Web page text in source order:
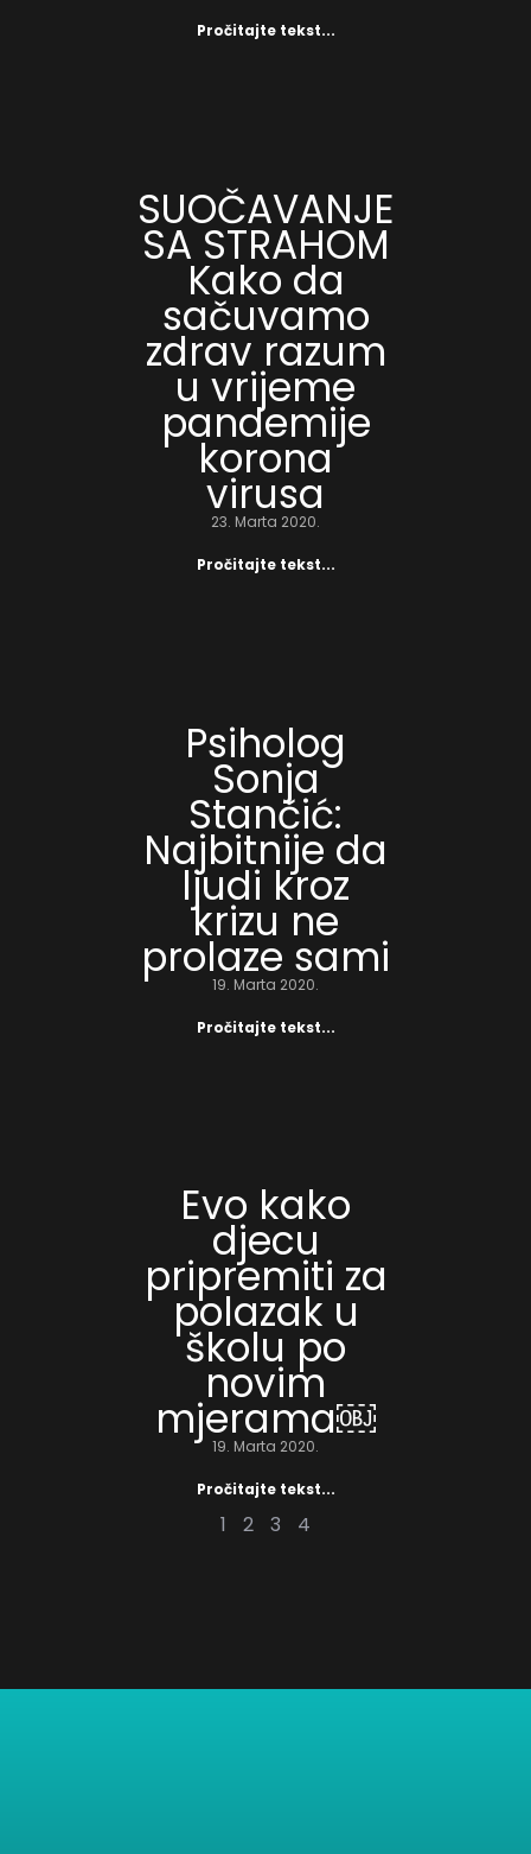
Pročitajte tekst...
SUOČAVANJE
SA STRAHOM
Kako da
sačuvamo
zdrav razum
u vrijeme
pandemije
korona
virusa
23. Marta 2020.
Pročitajte tekst...
Psiholog
Sonja
Stančić:
Najbitnije da
ljudi kroz
krizu ne
prolaze sami
19. Marta 2020.
Pročitajte tekst...
Evo kako
djecu
pripremiti za
polazak u
školu po
novim
mjerama￼
19. Marta 2020.
Pročitajte tekst...
1 2 3 4